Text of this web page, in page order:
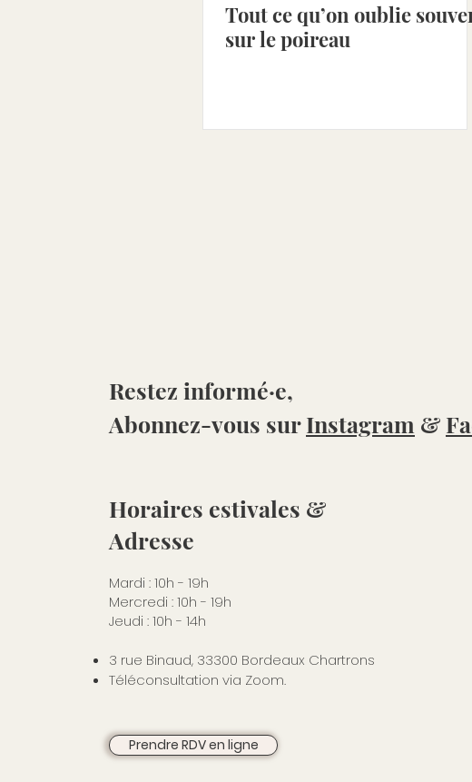
Asperge [Mar - Juin] Concombre
Tout ce qu’on oublie
sur le poireau
Restez informé·e,
Abonnez-vous surInstagram &
Horaires estivales &
Adresse
Mardi : 10h - 19h
Mercredi : 10h - 19h
Jeudi : 10h - 14h
3 rue Binaud, 33300 Bordeaux Chartrons
Téléconsultation via Zoom.
Prendre RDV en ligne